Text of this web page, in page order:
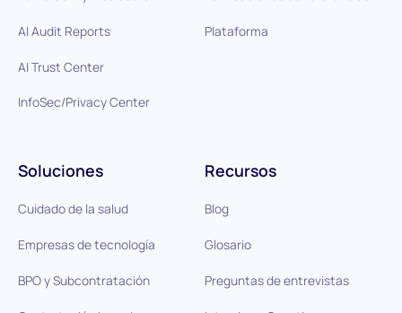
Plataforma
Soluciones
Cuidado de la salud
Empresas de tecnología
BPO y Subcontratación
Recursos
Blog
Glosario
Preguntas de entrevistas
AI Audit Reports
AI Trust Center
InfoSec/Privacy Center